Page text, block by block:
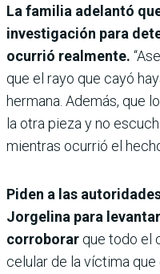
La familia adelantó
investigación para
ocurrió realmente.
que el rayo que cayó
hermana. Además, que
la otra pieza y no
mientras ocurrió el
Piden a las
Jorgelina para
corroborar que todo el
celular de la víctima